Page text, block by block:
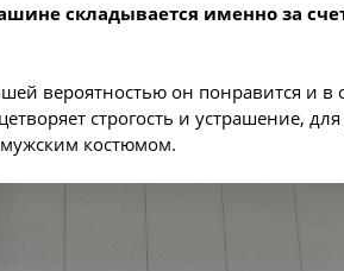
складывается именно за
вероятностью он понравится и в
строгость и устрашение, для
мужским костюмом.